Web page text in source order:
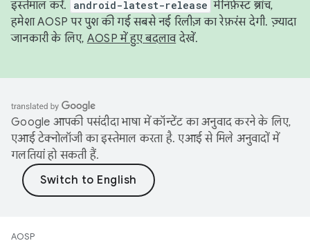
इस्तेमाल करें.
android-latest-release मेनिफ़ेस्ट ब्रांच,
हमेशा AOSP पर पुश की गई सबसे नई रिलीज़ का रेफ़रंस देगी. ज़्यादा
जानकारी के लिए, AOSP में हुए बदलावदेखें.
Google आपकी पसंदीदा भाषा में कॉन्टेंट का अनुवाद करने के लिए,
एआई टेक्नोलॉजी का इस्तेमाल करता है. एआई से मिले अनुवादों में
गलतियां हो सकती हैं.
AOSP